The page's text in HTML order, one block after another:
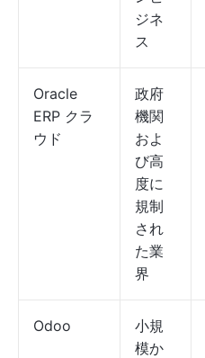
ジネ
ス
Oracle
ERP クラ
ウド
政府
機関
およ
び高
度に
規制
され
た業
界
Odoo
小規
模か